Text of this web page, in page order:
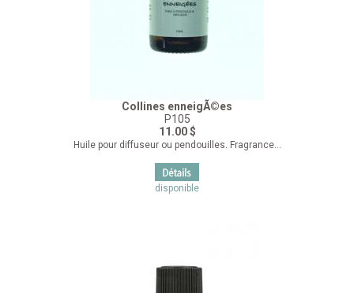
Collines enneigÃ©es
P105
11.00 $
Huile pour diffuseur ou pendouilles. Fragrance...
disponible